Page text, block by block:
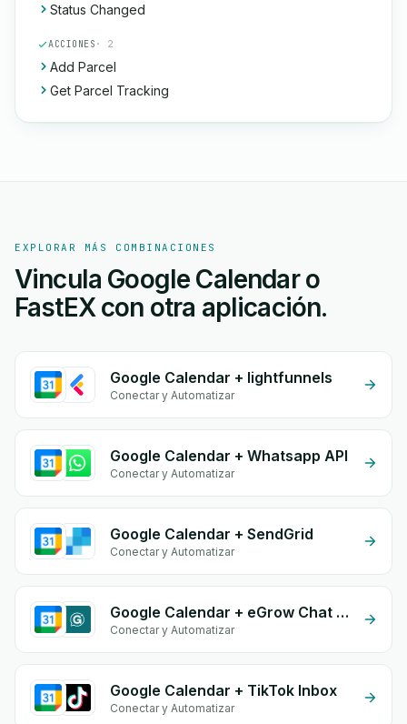
Status Changed
ACCIONES · 2
Add Parcel
Get Parcel Tracking
EXPLORAR MÁS COMBINACIONES
Vincula Google Calendar o
FastEX con otra aplicación.
Google Calendar + lightfunnels
Conectar y Automatizar
Google Calendar + Whatsapp API
Conectar y Automatizar
Google Calendar + SendGrid
Conectar y Automatizar
Google Calendar + eGrow Chat Widget
Conectar y Automatizar
Google Calendar + TikTok Inbox
Conectar y Automatizar